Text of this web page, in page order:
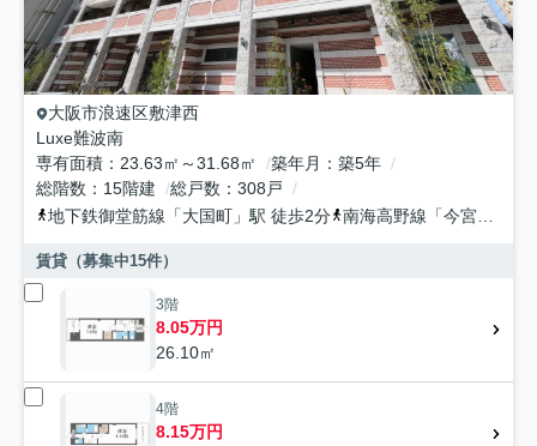
大阪市浪速区敷津西
Luxe難波南
専有面積
23.63㎡～31.68㎡ 築年月
築5年
総階数
15階建 総戸数
308戸
地下鉄御堂筋線 「大国町 」駅 徒歩2分 南海高野線 「今宮戎
賃貸（募集中15件）
3階
8.05万円
26.10㎡
4階
8.15万円